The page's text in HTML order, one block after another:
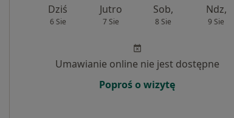
Dziś
6 Sie
Jutro
7 Sie
Sob,
8 Sie
Ndz,
9 Sie
Umawianie online nie jest dostępne
Poproś o wizytę